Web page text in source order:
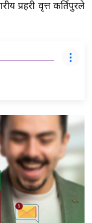
प्रहरी वृत्त कीर्तिपुरले